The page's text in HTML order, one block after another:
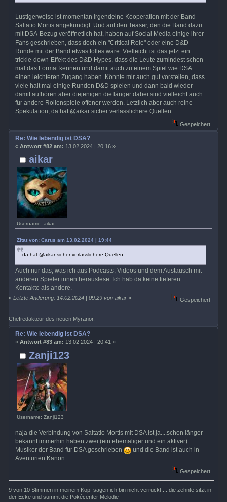
Lustigerweise ist momentan irgendeine Kooperation mit der Band
Saltatio Mortis angekündigt. Und auf den Teaser, den die Band dazu
mit DSA-Bezug veröffnetlich hat, haben auf Social Media einige ihrer
Fans geschrieben, dass doch ein "Critical Role" oder eine D&D
Runde mit der Band etwas tolles wäre. Vielleicht ist das jetzt ein
trickle-down-Effekt des D&D Hypes, dass die Leute zumindest schon
mal das Format kennen und damit auch zu einem Spiel wie DSA
einen leichteren Zugang haben. Könnte mir auch gut vorstellen, dass
viele halt mal einige Runden D&D spielen und dann bald wieder
damit aufhören aber diejenigen die länger dabei sind vielleicht auch
für andere Rollenspiele offener werden. Letzlich aber auch reine
Spekulation, da hat @aikar sicher verlässlichere Quellen.
Gespeichert
aikar
Username: aikar
Re: Wie lebendig ist DSA?
« Antwort #82 am: 13.02.2024 | 20:16 »
Zitat von: Carus am 13.02.2024 | 19:44
da hat @aikar sicher verlässlichere Quellen.
Auch nur das, was ich aus Podcasts, Videos und dem Austausch mit
anderen Spieler:innen herauslese. Ich hab da keine tieferen
Kontakte als andere.
«Letzte Änderung: 14.02.2024 | 09:29 von aikar » Gespeichert
Chefredakteur des neuen Myranor.
Zanji123
Username: Zanji123
Re: Wie lebendig ist DSA?
« Antwort #83 am: 13.02.2024 | 20:41 »
naja die Verbindung von Saltatio Mortis mit DSA ist ja....schon länger
bekannt immerhin haben zwei (ein ehemaliger und ein aktiver)
Musiker der Band für DSA geschrieben
und die Band ist auch in
Aventurien Kanon
Gespeichert
9 von 10 Stimmen in meinem Kopf sagen ich bin nicht verrückt.... die zehnte sitzt in
der Ecke und summt die Pokécenter Melodie